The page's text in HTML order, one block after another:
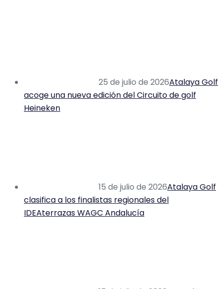
25 de julio de 2026Atalaya Golf
acoge una nueva edición del Circuito de golf
Heineken
15 de julio de 2026Atalaya Golf
clasifica a los finalistas regionales del
IDEAterrazas WAGC Andalucía